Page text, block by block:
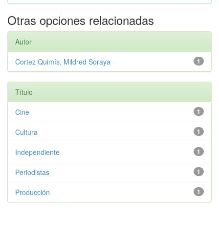
Otras opciones relacionadas
Autor
1
Cortez Quimís, Mildred Soraya
Título
1
Cine
1
Cultura
1
Independiente
1
Periodistas
1
Producción